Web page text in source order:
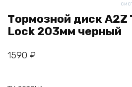
Тормозной диск A2Z
Lock 203мм черный
1590 ₽